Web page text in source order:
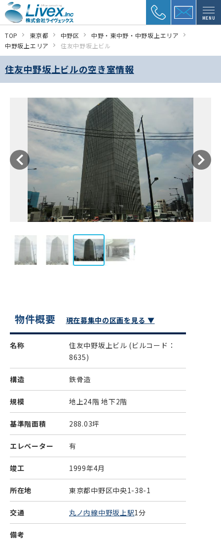
MENU
TOP 東京都 中野区
中野・東中野・中野坂上エリア
中野坂上エリア
住友中野坂上ビル
住友中野坂上ビルの空き室情報
物件概要 現在募集中の区画を見る ▼
名称 住友中野坂上ビル (ビルコード：
8635)
構造 鉄骨造
規模 地上24階 地下2階
基準階面積 288.03坪
エレベーター 有
竣工 1999年4月
所在地 東京都中野区中央1-38-1
交通 丸ノ内線中野坂上駅1分
備考